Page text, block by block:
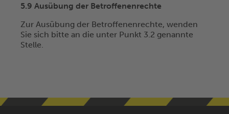
5.9 Ausübung der Betroffenenrechte
Zur Ausübung der Betroffenenrechte, wenden
Sie sich bitte an die unter Punkt 3.2 genannte
Stelle.